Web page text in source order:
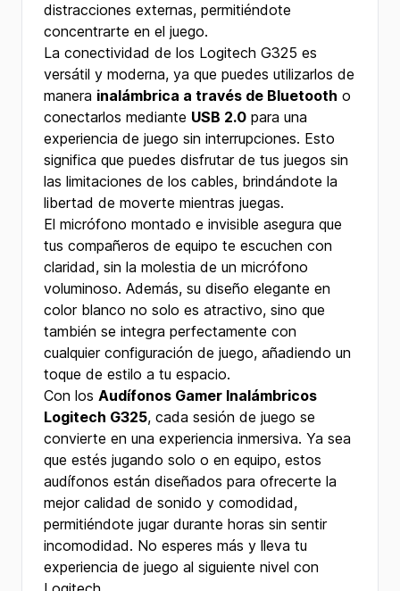
distracciones externas, permitiéndote
concentrarte en el juego.
La conectividad de los Logitech G325 es
versátil y moderna, ya que puedes utilizarlos de
manera inalámbrica a través de Bluetooth o
conectarlos mediante USB 2.0 para una
experiencia de juego sin interrupciones. Esto
significa que puedes disfrutar de tus juegos sin
las limitaciones de los cables, brindándote la
libertad de moverte mientras juegas.
El micrófono montado e invisible asegura que
tus compañeros de equipo te escuchen con
claridad, sin la molestia de un micrófono
voluminoso. Además, su diseño elegante en
color blanco no solo es atractivo, sino que
también se integra perfectamente con
cualquier configuración de juego, añadiendo un
toque de estilo a tu espacio.
Con los Audífonos Gamer Inalámbricos
Logitech G325, cada sesión de juego se
convierte en una experiencia inmersiva. Ya sea
que estés jugando solo o en equipo, estos
audífonos están diseñados para ofrecerte la
mejor calidad de sonido y comodidad,
permitiéndote jugar durante horas sin sentir
incomodidad. No esperes más y lleva tu
experiencia de juego al siguiente nivel con